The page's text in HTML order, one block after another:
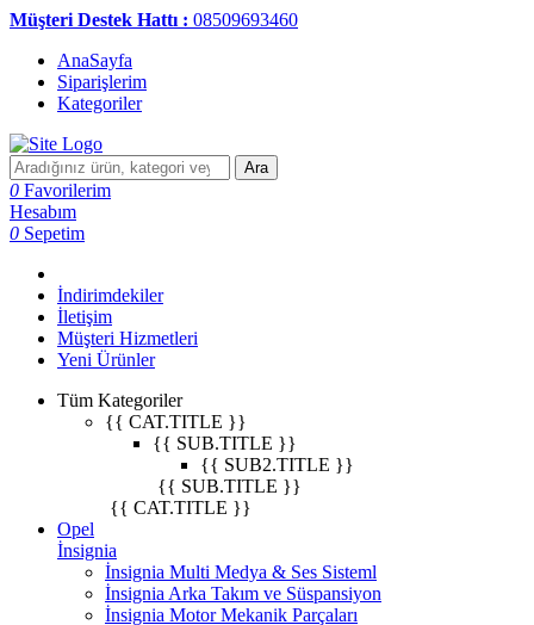
Müşteri Destek Hattı : 08509693460
AnaSayfa
Siparişlerim
Kategoriler
Ara
0 Favorilerim
Hesabım
0 Sepetim
İndirimdekiler
İletişim
Müşteri Hizmetleri
Yeni Ürünler
Tüm Kategoriler
{{ CAT.TITLE }}
{{ SUB.TITLE }}
{{ SUB2.TITLE }}
{{ SUB.TITLE }}
{{ CAT.TITLE }}
Opel
İnsignia
İnsignia Multi Medya & Ses Sisteml
İnsignia Arka Takım ve Süspansiyon
İnsignia Motor Mekanik Parçaları